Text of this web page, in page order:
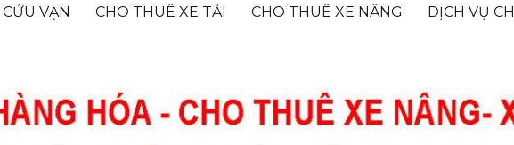
VẠN CHO THUÊ XE TẢI CHO THUÊ XE NÂNG DỊCH VỤ